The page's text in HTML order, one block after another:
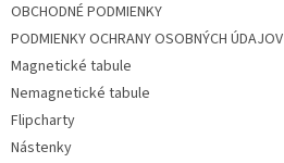
OBCHODNÉ PODMIENKY
PODMIENKY OCHRANY OSOBNÝCH ÚDAJOV
Magnetické tabule
Nemagnetické tabule
Flipcharty
Nástenky